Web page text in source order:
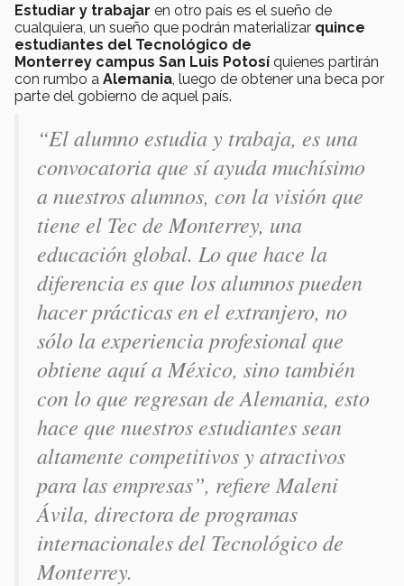
Estudiar y trabajar en otro país es el sueño de
cualquiera, un sueño que podrán materializar quince
estudiantes del Tecnológico de
Monterrey campus San Luis Potosí quienes partirán
con rumbo a Alemania , luego de obtener una beca por
parte del gobierno de aquel país.
“El alumno estudia y trabaja, es una
convocatoria que sí ayuda muchísimo
a nuestros alumnos, con la visión que
tiene el Tec de Monterrey, una
educación global. Lo que hace la
diferencia es que los alumnos pueden
hacer prácticas en el extranjero, no
sólo la experiencia profesional que
obtiene aquí a México, sino también
con lo que regresan de Alemania, esto
hace que nuestros estudiantes sean
altamente competitivos y atractivos
para las empresas”, refiere Maleni
Ávila, directora de programas
internacionales del Tecnológico de
Monterrey.